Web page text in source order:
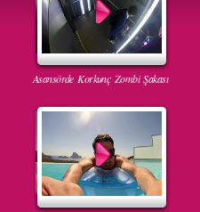
Asansörde Korkunç Zombi Şakası